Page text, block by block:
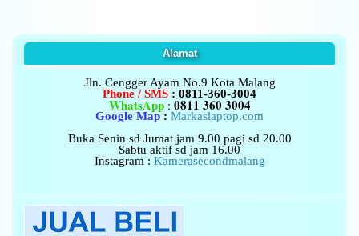
Alamat
Jln. Cengger Ayam No.9 Kota Malang
Phone / SMS : 0811-360-3004
WhatsApp: 0811 360 3004
Google Map: Markaslaptop.com
Buka Senin sd Jumat jam 9.00 pagi sd 20.00
Sabtu aktif sd jam 16.00
Instagram : Kamerasecondmalang